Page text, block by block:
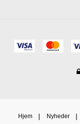
Hjem Nyheder